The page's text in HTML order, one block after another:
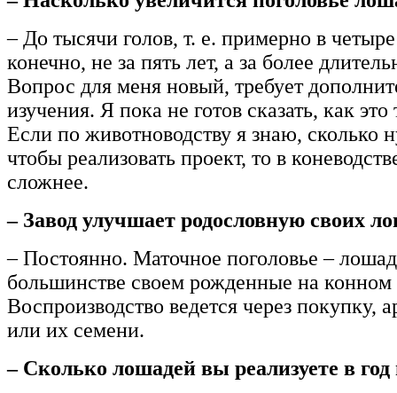
– До тысячи голов, т. е. примерно в
конечно, не за пять лет, а за более
Вопрос для меня новый, требует
изучения. Я пока не готов сказать, как это
Если по животноводству я знаю, сколько
чтобы реализовать проект, то в
сложнее.
– Завод улучшает родословную своих
– Постоянно. Маточное поголовье –
большинстве своем рожденные на конном
Воспроизводство ведется через покупку,
или их семени.
– Сколько лошадей вы реализуете в